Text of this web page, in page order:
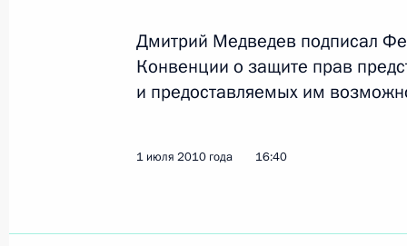
13 апреля 2015 года, 14:15
7 февраля 2015 года, 17:20
Дмитрий Медведев подписал
Конвенции о защите прав
и предоставляемых им
1 июля 2010 года 16:40